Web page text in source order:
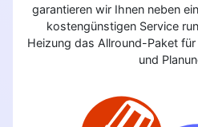
garantieren wir Ihnen neben
kostengünstigen Service
Heizung das Allround-Paket
und